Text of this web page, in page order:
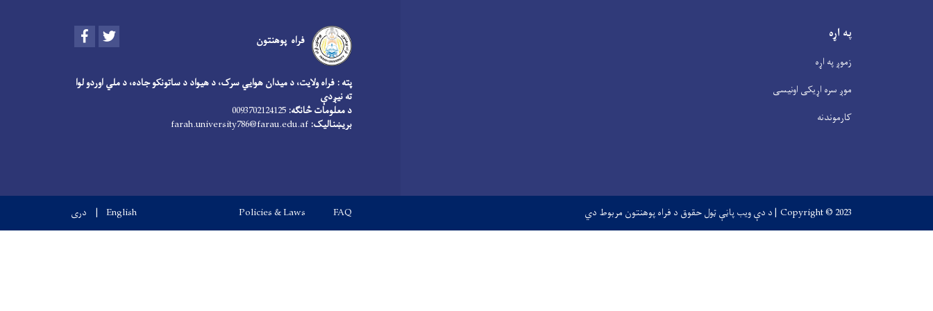
په اړه
زموږ په اړه
موږ سره اړیکی اونیسی
کارموندنه
فراه پوهنتون Facebook
پته : فراه ولایت، د میدان هوایي سرک، د هیواد د ساتونکو جاده، د ملي اوردو لوا
ته نیږدې
د معلومات څانګه:
بریښنالیک: farah.university786@farau.edu.af
Copyright © 2023 | د دې ویب پاڼې ټول حقوق د فراه پوهنتون مربوط دي Footer menu
FAQ
Policies & Laws
English دری